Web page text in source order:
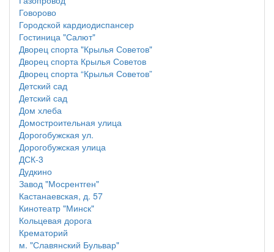
Говорово
Городской кардиодиспансер
Гостиница "Салют"
Дворец спорта "Крылья Советов"
Дворец спорта Крылья Советов
Дворец спорта “Крылья Советов”
Детский сад
Детский сад
Дом хлеба
Домостроительная улица
Дорогобужская ул.
Дорогобужская улица
ДСК-3
Дудкино
Завод "Мосрентген"
Кастанаевская, д. 57
Кинотеатр "Минск"
Кольцевая дорога
Крематорий
м. "Славянский Бульвар"